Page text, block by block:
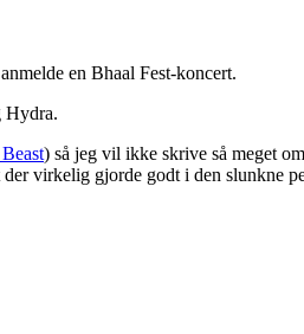
en Bhaal Fest-koncert.
Hydra.
) så jeg vil ikke skrive så meget
virkelig gjorde godt i den slunkne